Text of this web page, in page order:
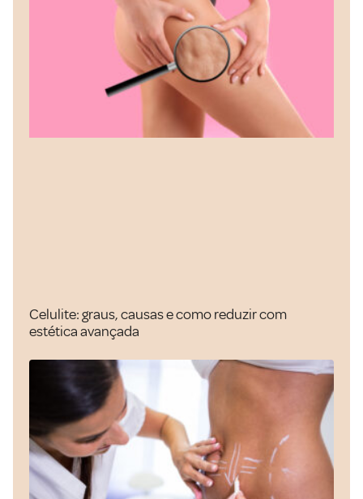
Celulite: graus, causas e como reduzir com
estética avançada